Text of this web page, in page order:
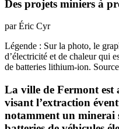
Des projets miniers à
par Éric Cyr
Légende : Sur la photo, le
d’électricité et de chaleur qui
de batteries lithium-ion.
La ville de Fermont
visant l’extraction
notamment un minerai